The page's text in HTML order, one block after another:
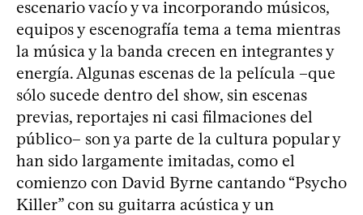
escenario vacío y va incorporando músicos,
equipos y escenografía tema a tema mientras
la música y la banda crecen en integrantes y
energía. Algunas escenas de la película –que
sólo sucede dentro del show, sin escenas
previas, reportajes ni casi filmaciones del
público– son ya parte de la cultura popular y
han sido largamente imitadas, como el
comienzo con David Byrne cantando “Psycho
Killer” con su guitarra acústica y un